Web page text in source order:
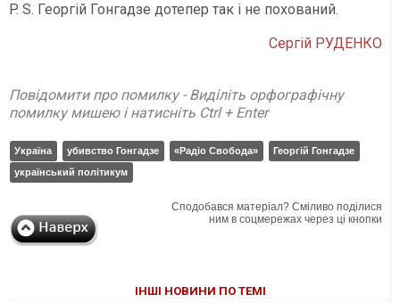
P. S. Георгій Гонгадзе дотепер так і не похований.
Сергій РУДЕНКО
Повідомити про помилку - Виділіть орфографічну
помилку мишею і натисніть Ctrl + Enter
Україна убивство Гонгадзе «Радіо Свобода»
Георгій Гонгадзе
український політикум
Сподобався матеріал? Сміливо поділися
ним в соцмережах через ці кнопки
ІНШІ НОВИНИ ПО ТЕМІ